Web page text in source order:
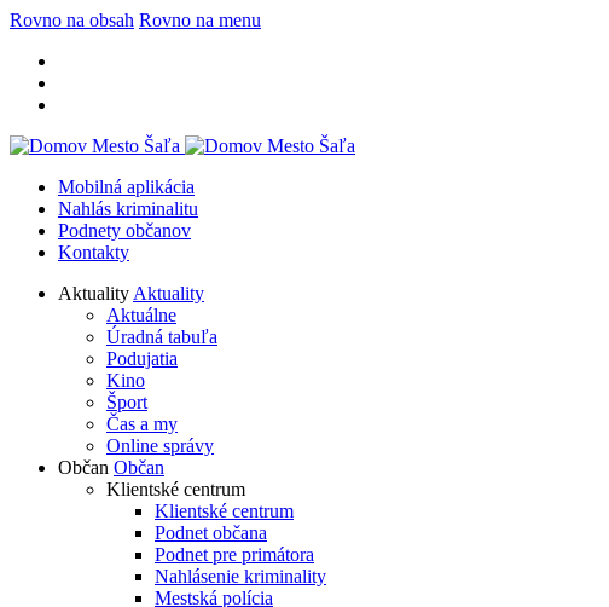
Rovno na obsah Rovno na menu
Mobilná aplikácia
Nahlás kriminalitu
Podnety občanov
Kontakty
Aktuality Aktuality
Aktuálne
Úradná tabuľa
Podujatia
Kino
Šport
Čas a my
Online správy
Občan Občan
Klientské centrum
Klientské centrum
Podnet občana
Podnet pre primátora
Nahlásenie kriminality
Mestská polícia